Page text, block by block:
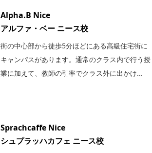
Alpha.B Nice
アルファ・ベー ニース校
街の中心部から徒歩5分ほどにある高級住宅街に
キャンパスがあります。通常のクラス内で行う授
業に加えて、教師の引率でクラス外に出かけ...
Sprachcaffe Nice
シュプラッハカフェ ニース校